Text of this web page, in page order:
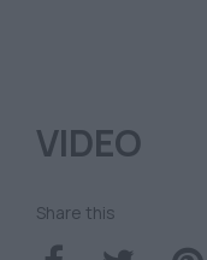
VIDEO
Share this